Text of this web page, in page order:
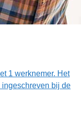
1 werknemer. Het
bij de